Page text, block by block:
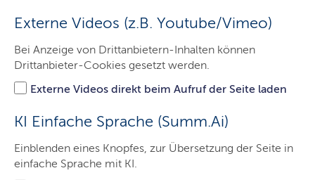
Externe Videos (z.B. Youtube/Vimeo)
Bei Anzeige von Drittanbietern-Inhalten können
Drittanbieter-Cookies gesetzt werden.
Externe Videos direkt beim Aufruf der Seite laden
KI Einfache Sprache (Summ.Ai)
Einblenden eines Knopfes, zur Übersetzung der Seite in
einfache Sprache mit KI.
Presse
Service